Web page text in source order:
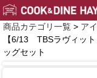
商品カテゴリ一覧 > ア
【6/13 TBSラヴィッ
ッグセット